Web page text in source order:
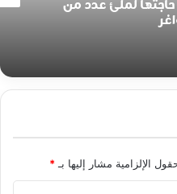
حاجتها لملئ عدد من
الإلزامية مشار إليها بـ *